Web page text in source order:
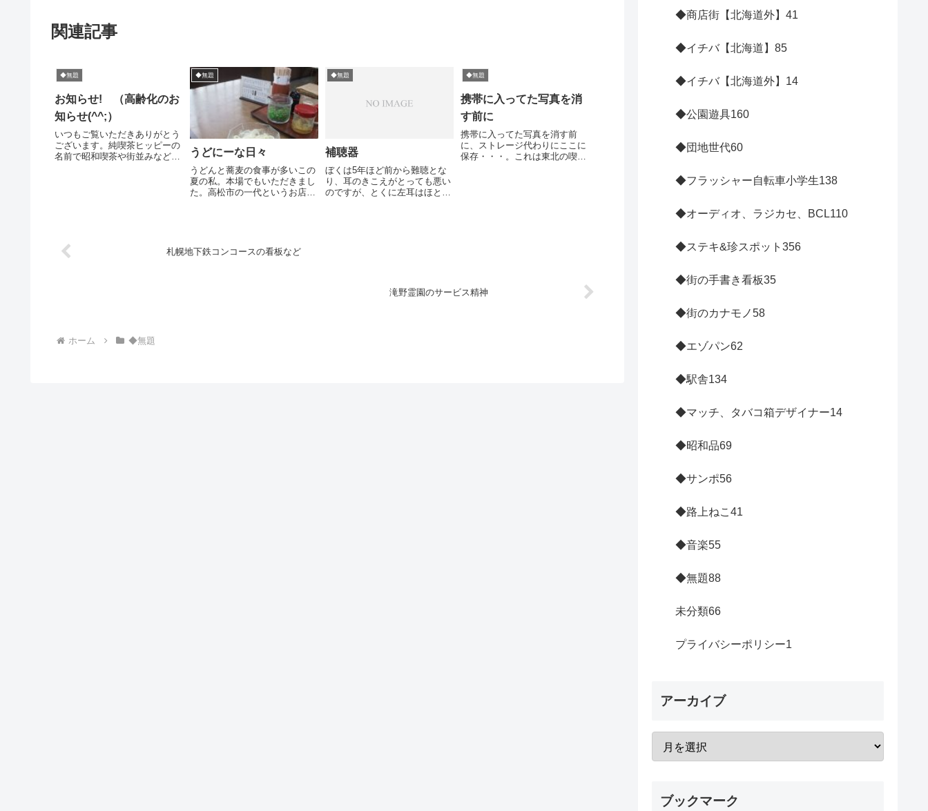
関連記事
◆無題
お知らせ! （高齢化のお
知らせ(^^;）
いつもご覧いただきありがとう
ございます。純喫茶ヒッピーの
名前で昭和喫茶や街並みなどを
◆無題
うどにーな日々
うどんと蕎麦の食事が多いこの
夏の私。本場でもいただきまし
た。高松市の一代というお店だ
◆無題
補聴器
ぼくは5年ほど前から難聴とな
り、耳のきこえがとっても悪い
のですが、とくに左耳はほとん
◆無題
携帯に入ってた写真を消
す前に
携帯に入ってた写真を消す前
に、ストレージ代わりにここに
保存・・・。これは東北の喫茶
札幌地下鉄コンコースの看板など
滝野霊園のサービス精神
ホーム ◆無題
◆商店街【北海道外】 41
◆イチバ【北海道】 85
◆イチバ【北海道外】 14
◆公園遊具160
◆団地世代60
◆フラッシャー自転車小学生138
◆オーディオ、ラジカセ、BCL110
◆ステキ&珍スポット 356
◆街の手書き看板35
◆街のカナモノ58
◆エゾパン62
◆駅舎134
◆マッチ、タバコ箱デザイナー14
◆昭和品69
◆サンポ56
◆路上ねこ 41
◆音楽55
◆無題88
未分類66
プライバシーポリシー1
アーカイブ
ブックマーク